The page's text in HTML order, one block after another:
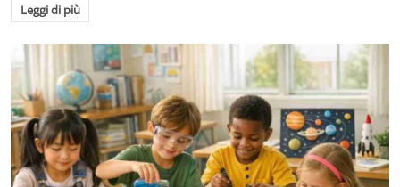
Leggi di più